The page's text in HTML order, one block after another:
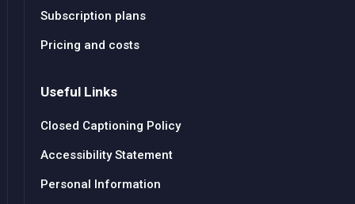
Subscription plans
Pricing and costs
Useful Links
Closed Captioning Policy
Accessibility Statement
Personal Information